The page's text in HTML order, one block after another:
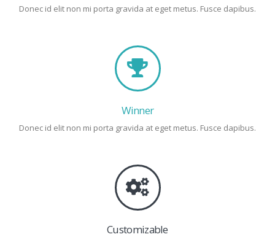
Donec id elit non mi porta gravida at eget metus. Fusce dapibus.
Winner
Donec id elit non mi porta gravida at eget metus. Fusce dapibus.
Customizable